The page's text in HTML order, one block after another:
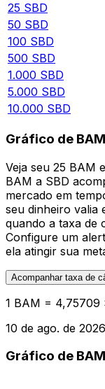
25 SBD
50 SBD
100 SBD
500 SBD
1.000 SBD
5.000 SBD
10.000 SBD
Gráfico de
Veja seu 25 BAM
BAM a SBD
mercado em
seu dinheiro valia
quando a taxa de
Configure um
ela atingir sua
Acompanhar taxa de
1 BAM = 4,75709
10 de ago. de
Gráfico de